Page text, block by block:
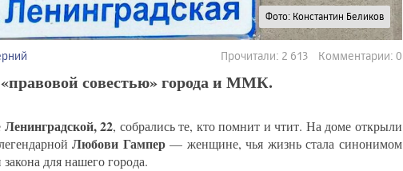
Фото: Константин Беликов
Прочитали: 2 613 Комментарии: 0
совестью» города и ММК.
Ленинградской, 22, собрались те, кто помнит и чтит. На доме открыли
Любови Гампер— женщине, чья жизнь стала синонимом
для нашего города.